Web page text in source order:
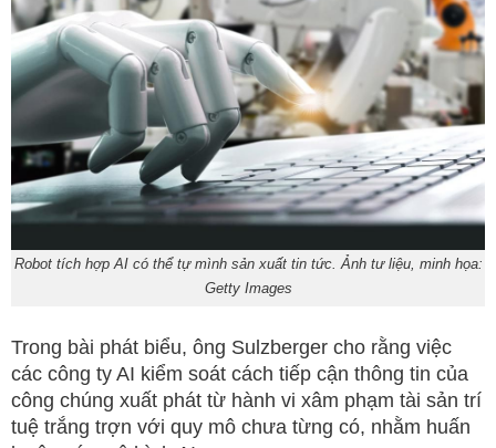
Robot tích hợp AI có thể tự mình sản xuất tin tức. Ảnh tư liệu, minh họa:
Getty Images
Trong bài phát biểu, ông Sulzberger cho rằng việc
các công ty AI kiểm soát cách tiếp cận thông tin của
công chúng xuất phát từ hành vi xâm phạm tài sản trí
tuệ trắng trợn với quy mô chưa từng có, nhằm huấn